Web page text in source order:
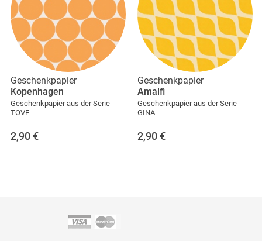
Geschenkpapier
Kopenhagen
Geschenkpapier aus der Serie
TOVE
2,90 €
Geschenkpapier
Amalfi
Geschenkpapier aus der Serie
GINA
2,90 €